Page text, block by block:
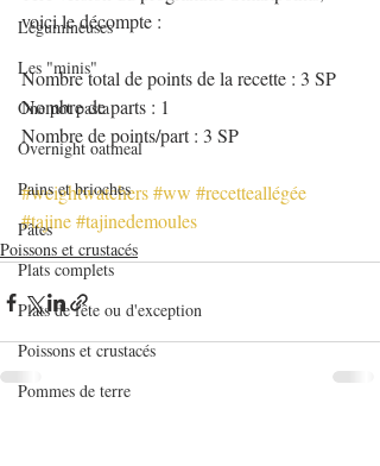
Légumineuses
Les "minis"
One pot pasta
Overnight oatmeal
Pains et brioches
Pâtes
Plats complets
Plats de fête ou d'exception
Poissons et crustacés
Pommes de terre
voici le décompte :
Nombre total de points de la recette : 3 SP
Nombre de parts : 1
Nombre de points/part : 3 SP
#weightwatchers#ww #recetteallégée
#tajine#tajinedemoules
Poissons et crustacés